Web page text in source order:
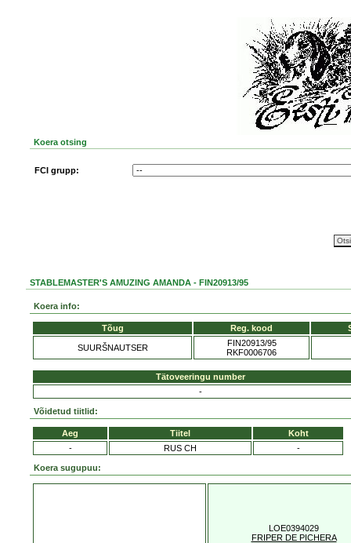
Koera otsing
FCI grupp:
STABLEMASTER'S AMUZING AMANDA - FIN20913/95
Koera info:
Tõug Reg. kood
SUURŠNAUTSER
FIN20913/95
RKF0006706
Tätoveeringu number
-
Võidetud tiitlid:
Aeg Tiitel
Koht
-
RUS CH -
Koera sugupuu:
LOE0394029
FRIPER DE PICHERA